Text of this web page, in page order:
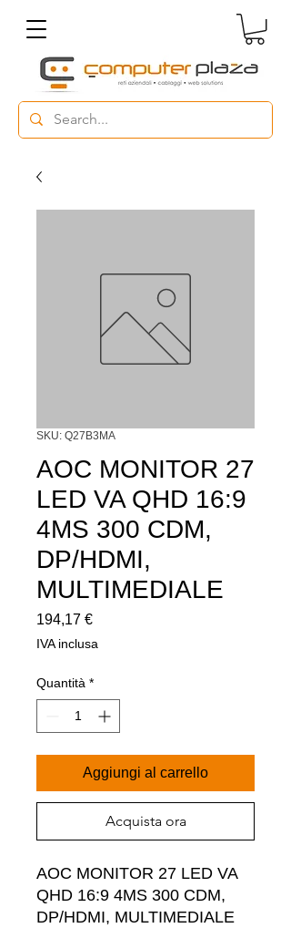
SKU: Q27B3MA
AOC MONITOR 27
LED VA QHD 16:9
4MS 300 CDM,
DP/HDMI,
MULTIMEDIALE
194,17 €Prezzo
IVA inclusa
Quantità *
Aggiungi al carrello
Acquista ora
AOC MONITOR 27 LED VA
QHD 16:9 4MS 300 CDM,
DP/HDMI, MULTIMEDIALE